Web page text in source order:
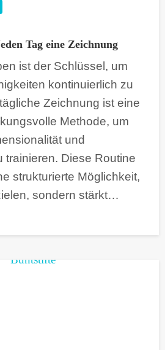
Tag eine Zeichnung
ist der Schlüssel, um
kontinuierlich zu
Zeichnung ist eine
Methode, um
und
trainieren. Diese Routine
strukturierte Möglichkeit,
sondern stärkt…